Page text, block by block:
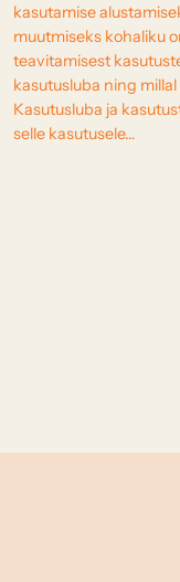
kasutamise
muutmiseks kohaliku
teavitamisest
kasutusluba ning
Kasutusluba ja
selle kasutusele…